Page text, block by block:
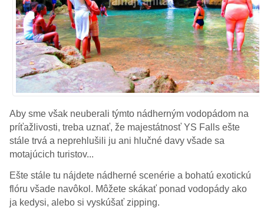
Aby sme však neuberali týmto nádherným vodopádom na
príťažlivosti, treba uznať, že majestátnosť YS Falls ešte
stále trvá a neprehlušili ju ani hlučné davy všade sa
motajúcich turistov...
Ešte stále tu nájdete nádherné scenérie a bohatú exotickú
flóru všade navôkol. Môžete skákať ponad vodopády ako
ja kedysi, alebo si vyskúšať zipping.